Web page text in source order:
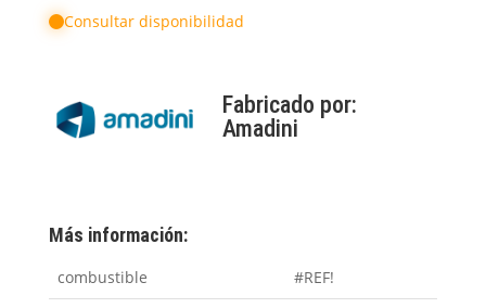
Consultar disponibilidad
Fabricado por:
Amadini
Más información:
combustible #REF!